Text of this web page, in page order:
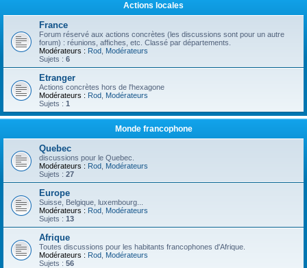
Actions locales
France
Forum réservé aux actions concrètes (les discussions sont pour un autre
forum) : réunions, affiches, etc. Classé par départements.
Modérateurs : Rod Modérateurs
Sujets : 6
Etranger
Actions concrètes hors de l'hexagone
Modérateurs : Rod Modérateurs
Sujets : 1
Monde francophone
Quebec
discussions pour le Quebec.
Modérateurs : Rod Modérateurs
Sujets : 27
Europe
Suisse, Belgique, luxembourg...
Modérateurs : Rod Modérateurs
Sujets : 13
Afrique
Toutes discussions pour les habitants francophones d'Afrique.
Modérateurs : Rod Modérateurs
Sujets : 56